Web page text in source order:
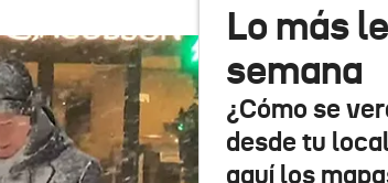
Lo más
semana
¿Cómo se
desde tu
aquí los